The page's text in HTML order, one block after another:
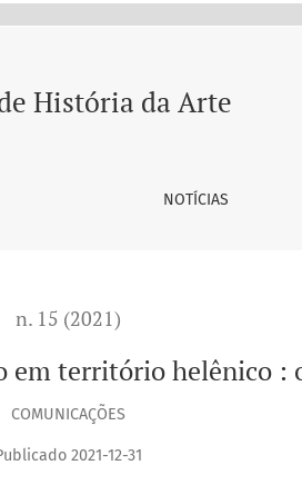
: o caso de Polidamas de Escotusa
História da Arte
NOTÍCIAS
n. 15 (2021)
em território helênico :
COMUNICAÇÕES
2021-12-31